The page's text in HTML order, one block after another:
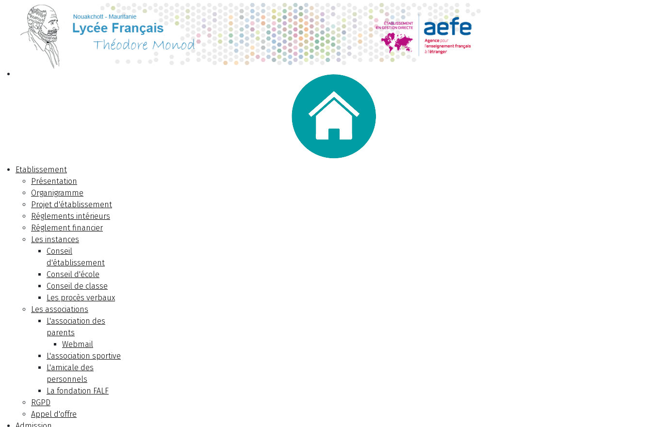
Etablissement
Présentation
Organigramme
Projet d'établissement
Réglements intérieurs
Réglement financier
Les instances
Conseil
d'établissement
Conseil d'école
Conseil de classe
Les procès verbaux
Les associations
L'association des
parents
Webmail
L'association sportive
L'amicale des
personnels
La fondation FALF
RGPD
Appel d'offre